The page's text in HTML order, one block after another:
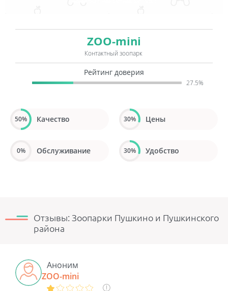
ZOO-mini
Контактный зоопарк
Рейтинг доверия
27.5%
50% Качество 30% Цены
0% Обслуживание 30% Удобство
Отзывы: Зоопарки Пушкино и Пушкинского
района
Аноним
ZOO-mini